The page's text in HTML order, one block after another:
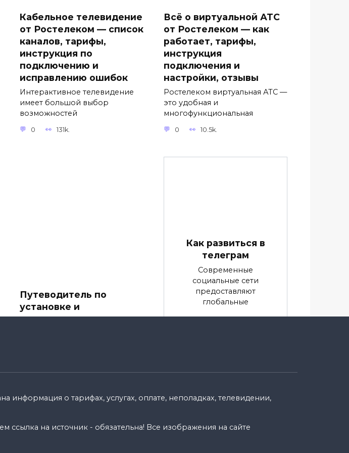
Кабельное телевидение
от Ростелеком — список
каналов, тарифы,
инструкция по
подключению и
исправлению ошибок
Интерактивное телевидение
имеет большой выбор
возможностей
0 131k.
Всё о виртуальной АТС
от Ростелеком — как
работает, тарифы,
инструкция
подключения и
настройки, отзывы
Ростелеком виртуальная АТС —
это удобная и
многофункциональная
0 10.5k.
Путеводитель по
установке и
подключению
В современное
Как развиться в
телеграм
Современные
социальные сети
предоставляют
глобальные
информация о тарифах, услугах, оплате, неполадках, телевидении,
ссылка на источник - обязательна! Все изображения на сайте